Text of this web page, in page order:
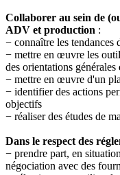
Collaborer au sein de
ADV et production :
− connaître les tendances
− mettre en œuvre les
des orientations
− mettre en œuvre d'un
− identifier des actions
objectifs
− réaliser des études de
Dans le respect des
− prendre part, en
négociation avec des